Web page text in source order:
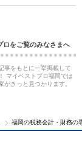
ロをご覧のみなさまへ
事をもとに一挙掲載して
マイベストプロ福岡では
きっと見つかります。
福岡の税務会計・財務の